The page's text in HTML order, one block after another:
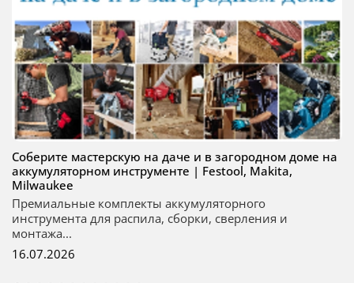
Соберите мастерскую на даче и в загородном доме на
аккумуляторном инструменте | Festool, Makita,
Milwaukee
Премиальные комплекты аккумуляторного
инструмента для распила, сборки, сверления и
монтажа...
16.07.2026